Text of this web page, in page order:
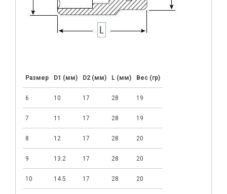
Размер D1 (мм) D2 (мм) L (мм) Вес (гр)
6 10 17 28 19
7 11 17 28 19
8 12 17 28 20
9 13.2 17 28 20
10 14.5 17 28 20